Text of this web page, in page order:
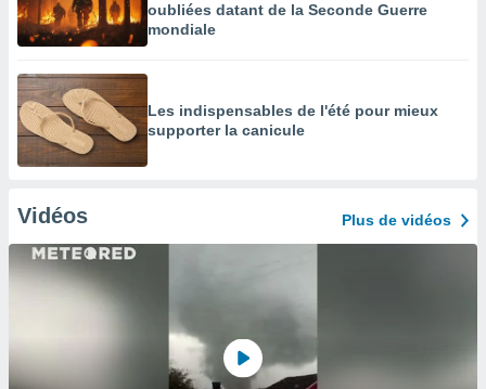
oubliées datant de la Seconde Guerre
mondiale
Les indispensables de l'été pour mieux
supporter la canicule
Vidéos Plus de vidéos